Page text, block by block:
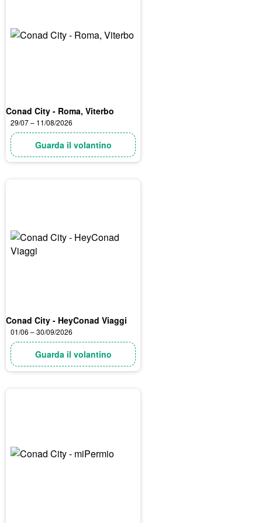
Conad City - Roma, Viterbo
29/07 – 11/08/2026
Guarda il volantino
Conad City - HeyConad Viaggi
01/06 – 30/09/2026
Guarda il volantino